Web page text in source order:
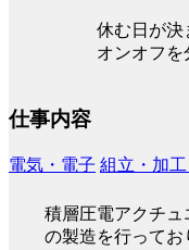
休む日が決
オンオフを
仕事内容
電気・電子 組立・加
積層圧電アクチ
の製造を行って